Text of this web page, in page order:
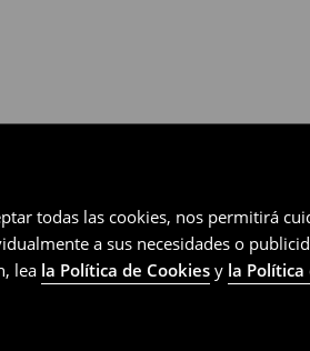
todas las cookies, nos permitirá
a sus necesidades o
lea la Política de Cookies y la